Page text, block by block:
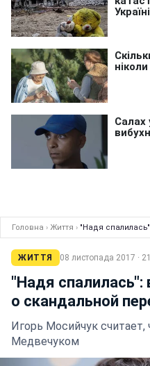
Головна › Життя › "Надя
ЖИТТЯ 08 листопада 2017 ·
"Надя
о скандальной
Игорь Мосийчук считает,
Медвечуком